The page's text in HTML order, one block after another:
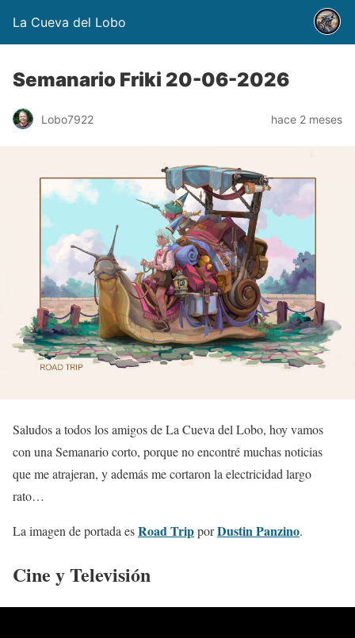
La Cueva del Lobo
Semanario Friki 20-06-2026
Lobo7922 hace 2 meses
Saludos a todos los amigos de La Cueva del Lobo, hoy vamos
con una Semanario corto, porque no encontré muchas noticias
que me atrajeran, y además me cortaron la electricidad largo
rato…
La imagen de portada esRoad TripporDustin Panzino.
Cine y Televisión